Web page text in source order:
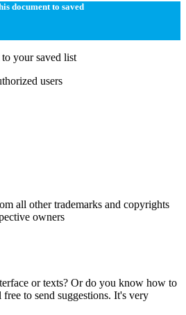
document to saved
your saved list
users
all other trademarks and copyrights
owners
or texts? Or do you know how to
to send suggestions. It's very